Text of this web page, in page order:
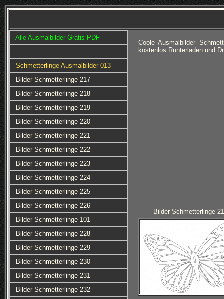
Alle Ausmalbilder Gratis PDF
Schmetterlinge Ausmalbilder 013
Bilder Schmetterlinge 217
Bilder Schmetterlinge 218
Bilder Schmetterlinge 219
Bilder Schmetterlinge 220
Bilder Schmetterlinge 221
Bilder Schmetterlinge 222
Bilder Schmetterlinge 223
Bilder Schmetterlinge 224
Bilder Schmetterlinge 225
Bilder Schmetterlinge 226
Bilder Schmetterlinge 101
Bilder Schmetterlinge 228
Bilder Schmetterlinge 229
Bilder Schmetterlinge 230
Bilder Schmetterlinge 231
Bilder Schmetterlinge 232
Coole Ausmalbilder
kostenlos Runterladen und
Bilder Schmetterlinge